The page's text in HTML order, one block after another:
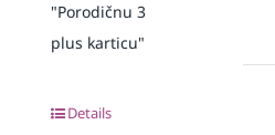
"Porodičnu 3
plus karticu"
Details